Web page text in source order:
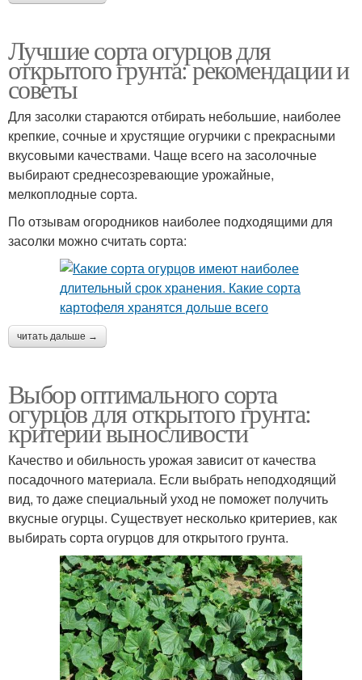
Лучшие сорта огурцов для
открытого грунта: рекомендации и
советы
Для засолки стараются отбирать небольшие, наиболее
крепкие, сочные и хрустящие огурчики с прекрасными
вкусовыми качествами. Чаще всего на засолочные
выбирают среднесозревающие урожайные,
мелкоплодные сорта.
По отзывам огородников наиболее подходящими для
засолки можно считать сорта:
читать дальше →
Выбор оптимального сорта
огурцов для открытого грунта:
критерии выносливости
Качество и обильность урожая зависит от качества
посадочного материала. Если выбрать неподходящий
вид, то даже специальный уход не поможет получить
вкусные огурцы. Существует несколько критериев, как
выбирать сорта огурцов для открытого грунта.